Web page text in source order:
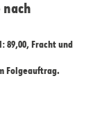
89,00, Fracht und
Folgeauftrag.